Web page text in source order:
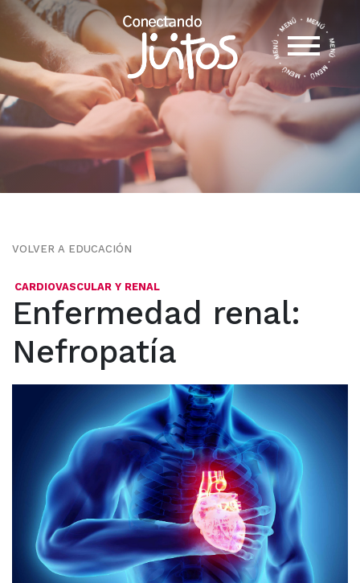
VOLVER A EDUCACIÓN
CARDIOVASCULAR Y RENAL
Enfermedad renal:
Nefropatía